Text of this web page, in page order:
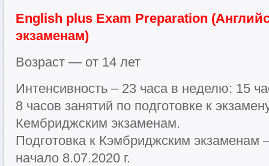
English plus Exam Preparation
экзаменам)
Возраст — от 14 лет
Интенсивность – 23 часа в неделю: 15
8 часов занятий по подготовке к
Кембриджским экзаменам.
Подготовка к Кэмбриджским экзаменам
начало 8.07.2020 г.